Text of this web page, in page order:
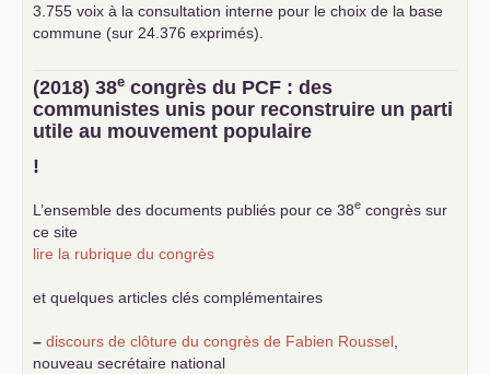
3.755 voix à la consultation interne pour le choix de la base
commune (sur 24.376 exprimés).
(2018) 38e congrès du PCF : des
communistes unis pour reconstruire un parti
utile au mouvement populaire
!
L’ensemble des documents publiés pour ce 38e congrès sur
ce site
lire la rubrique du congrès
et quelques articles clés complémentaires
– discours de clôture du congrès de Fabien Roussel
nouveau secrétaire national